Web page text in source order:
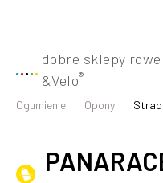
dobre sklepy
&Velo®
Ogumienie Opony